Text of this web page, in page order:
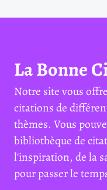
La Bonne
Notre site vous
citations de
thèmes. Vous
bibliothèque de
l'inspiration, de la
pour passer le